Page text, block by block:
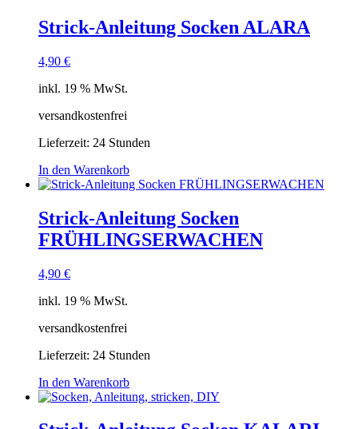
Strick-Anleitung Socken ALARA
4,90 €
inkl. 19 % MwSt.
versandkostenfrei
Lieferzeit: 24 Stunden
In den Warenkorb
Strick-Anleitung Socken
FRÜHLINGSERWACHEN
4,90 €
inkl. 19 % MwSt.
versandkostenfrei
Lieferzeit: 24 Stunden
In den Warenkorb